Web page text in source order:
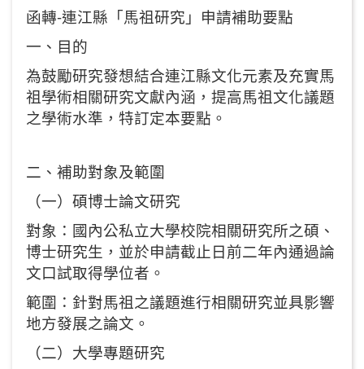
函轉-連江縣「馬祖研究」申請補助要點
一、目的
為鼓勵研究發想結合連江縣文化元素及充實馬
祖學術相關研究文獻內涵，提高馬祖文化議題
之學術水準，特訂定本要點。
二、補助對象及範圍
（一）碩博士論文研究
對象：國內公私立大學校院相關研究所之碩、
博士研究生，並於申請截止日前二年內通過論
文口試取得學位者。
範圍：針對馬祖之議題進行相關研究並具影響
地方發展之論文。
（二）大學專題研究